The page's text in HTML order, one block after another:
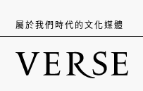
屬於我們時代的文化媒體